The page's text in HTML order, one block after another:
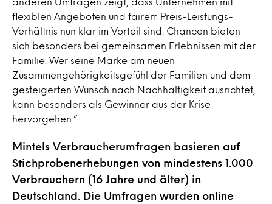
flexiblen Angeboten und fairem Preis-Leistungs-
Verhältnis nun klar im Vorteil sind. Chancen bieten
sich besonders bei gemeinsamen Erlebnissen mit der
Familie. Wer seine Marke am neuen
Zusammengehörigkeitsgefühl der Familien und dem
gesteigerten Wunsch nach Nachhaltigkeit ausrichtet,
kann besonders als Gewinner aus der Krise
hervorgehen.”
Mintels Verbraucherumfragen basieren auf
Stichprobenerhebungen von mindestens 1.000
Verbrauchern (16 Jahre und älter) in
Deutschland. Die Umfragen wurden online